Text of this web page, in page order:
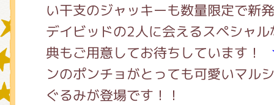
い干支のジャッキーも数量限定で新
デイビッドの2人に会えるスペシャ
典もご用意してお待ちしています！
ンのポンチョがとっても可愛いマル
ぐるみが登場です！！
ミュージカル・コンサート
おたのしみコンテンツ(クイズ・